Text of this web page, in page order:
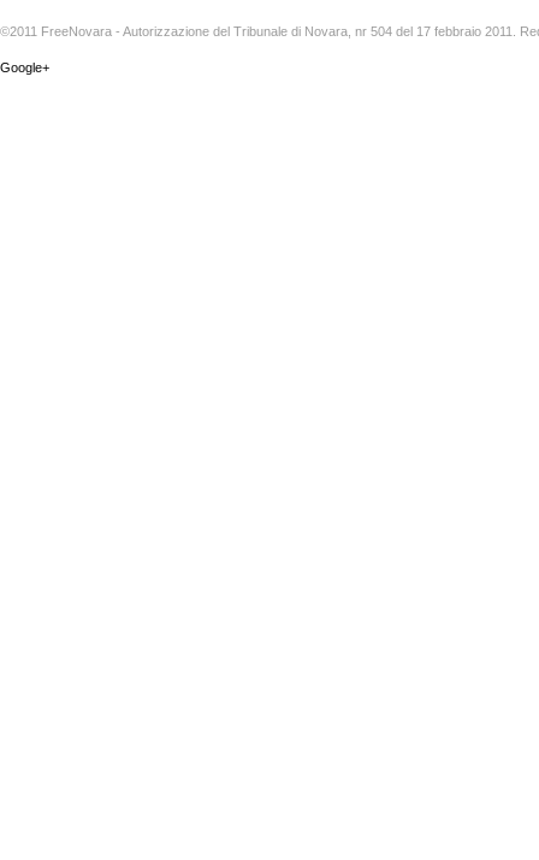
©2011 FreeNovara - Autorizzazione del Tribunale di Novara, nr 504 del 17 febbraio 2011.
Google+